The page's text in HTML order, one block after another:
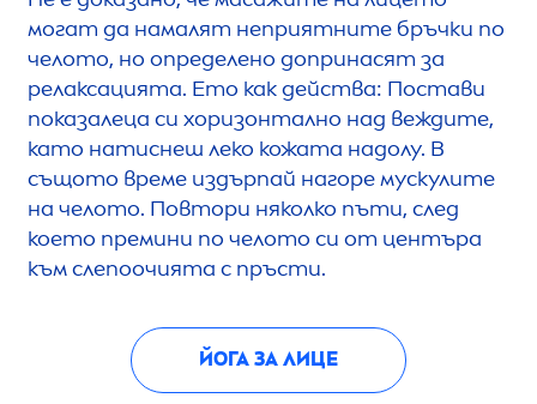
могат да намалят неприятните бръчки по
челото, но определено допринасят за
релаксацията. Ето как действа: Постави
показалеца си хоризонтално над веждите,
като натиснеш леко кожата надолу. В
същото време издърпай нагоре мускулите
на челото. Повтори няколко пъти, след
което премини по челото си от центъра
към слепоочията с пръсти.
ЙОГА ЗА ЛИЦЕ